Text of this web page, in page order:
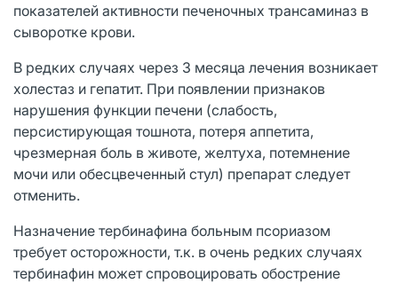
показателей активности печеночных трансаминаз в
сыворотке крови.
В редких случаях через 3 месяца лечения возникает
холестаз и гепатит. При появлении признаков
нарушения функции печени (слабость,
персистирующая тошнота, потеря аппетита,
чрезмерная боль в животе, желтуха, потемнение
мочи или обесцвеченный стул) препарат следует
отменить.
Назначение тербинафина больным псориазом
требует осторожности, т.к. в очень редких случаях
тербинафин может спровоцировать обострение